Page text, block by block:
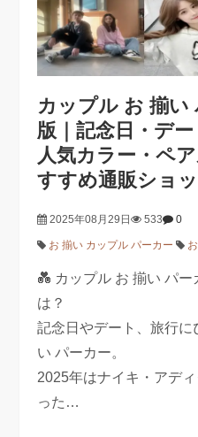
カップル お 揃い
版｜記念日・デー
人気カラー・ペ
すすめ通販ショ
2025年08月29日 533 0
お 揃い カップル パーカー
💑 カップル お 揃い パ
は？
記念日やデート、旅行
い パーカー。
2025年はナイキ・アデ
った…